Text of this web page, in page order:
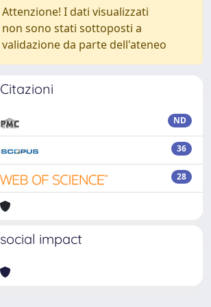
Attenzione! I dati visualizzati
non sono stati sottoposti a
validazione da parte dell'ateneo
Citazioni
ND
36
28
social impact